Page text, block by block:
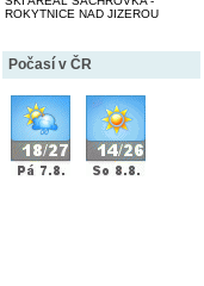
ROKYTNICE NAD JIZEROU
Počasí v ČR